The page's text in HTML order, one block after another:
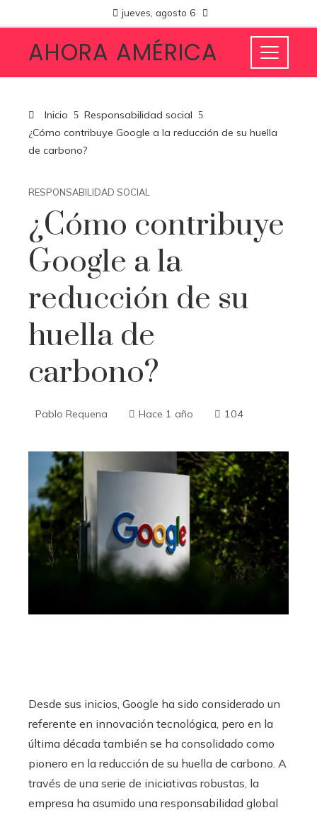
jueves, agosto 6
AHORA AMÉRICA
Inicio
Responsabilidad social
¿Cómo contribuye Google a la reducción de su huella
de carbono?
RESPONSABILIDAD SOCIAL
¿Cómo contribuye
Google a la
reducción de su
huella de
carbono?
Pablo Requena Hace 1 año 104
Desde sus inicios, Google ha sido considerado un
referente en innovación tecnológica, pero en la
última década también se ha consolidado como
pionero en la reducción de su huella de carbono. A
través de una serie de iniciativas robustas, la
empresa ha asumido una responsabilidad global